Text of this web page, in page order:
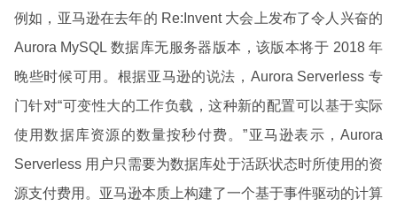
例如，亚马逊在去年的 Re:Invent 大会上发布了令人兴奋的
Aurora MySQL 数据库无服务器版本，该版本将于 2018 年
晚些时候可用。根据亚马逊的说法，Aurora Serverless 专
门针对“可变性大的工作负载，这种新的配置可以基于实际
使用数据库资源的数量按秒付费。”亚马逊表示，Aurora
Serverless 用户只需要为数据库处于活跃状态时所使用的资
源支付费用。亚马逊本质上构建了一个基于事件驱动的计算